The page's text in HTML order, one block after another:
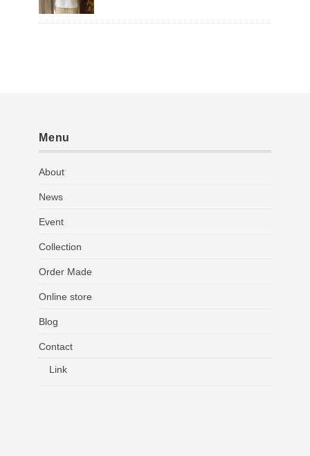
Menu
About
News
Event
Collection
Order Made
Online store
Blog
Contact
Link